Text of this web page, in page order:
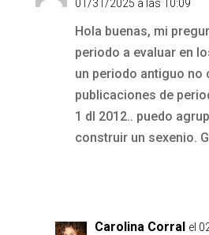
01/31/2025 a las 10:09
Hola buenas, mi
periodo a evaluar en
un periodo antiguo no
publicaciones de
1 dl 2012.. puedo
construir un sexenio.
Carolina Corral el